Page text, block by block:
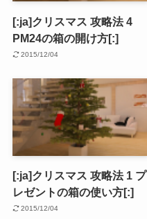
[:ja]クリスマス 攻略法 4
PM24の箱の開け方[:]
2015/12/04
[:ja]クリスマス 攻略法 1 プ
レゼントの箱の使い方[:]
2015/12/04